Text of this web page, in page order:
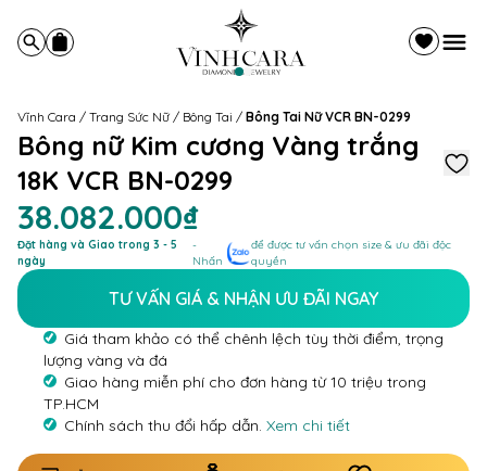
Vĩnh Cara / Trang Sức Nữ / Bông Tai / Bông Tai Nữ VCR BN-0299
Bông nữ Kim cương Vàng trắng
18K VCR BN-0299
38.082.000₫
Đặt hàng và Giao trong 3 - 5
ngày
-
Nhấn
để được tư vấn chọn size & ưu đãi độc
quyền
TƯ VẤN GIÁ & NHẬN ƯU ĐÃI NGAY
Giá tham khảo có thể chênh lệch tùy thời điểm, trọng
lượng vàng và đá
Giao hàng miễn phí cho đơn hàng từ 10 triệu trong
TP.HCM
Chính sách thu đổi hấp dẫn. Xem chi tiết